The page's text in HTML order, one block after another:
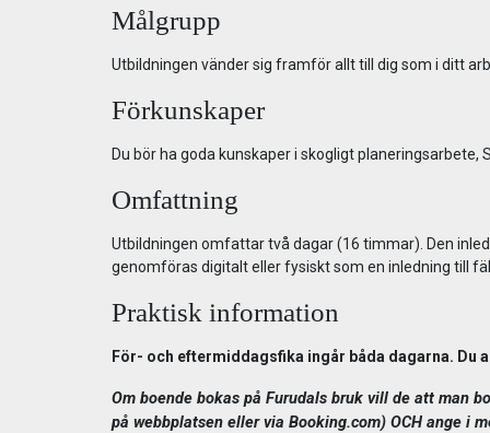
Målgrupp
Utbildningen vänder sig framför allt till dig som i ditt
Förkunskaper
Du bör ha goda kunskaper i skogligt
Omfattning
Utbildningen omfattar två dagar (16 timmar). Den
genomföras digitalt eller fysiskt som en inledning till
Praktisk information
För- och eftermiddagsfika ingår båda dagarna. Du
Om boende bokas på Furudals bruk vill de att man
på webbplatsen eller via Booking.com) OCH ange i